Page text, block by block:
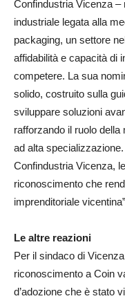
Confindustria Vicenza
industriale legata alla
packaging, un settore
affidabilità e capacità di
competere. La sua
solido, costruito sulla
sviluppare soluzioni
rafforzando il ruolo
ad alta
Confindustria Vicenza,
riconoscimento che
imprenditoriale
Le altre reazioni
Per il sindaco di Vicenza
riconoscimento a Coin
d’adozione che è stato